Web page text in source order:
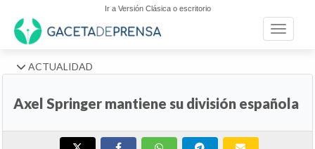
Ir a Versión Clásica o escritorio
Toggle
ACTUALIDAD
Axel Springer mantiene su división española